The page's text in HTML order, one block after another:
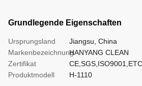
Grundlegende Eigenschaften
Ursprungsland
Jiangsu, China
MarkenbezeichnungHANYANG CLEAN
Zertifikat
CE,SGS,ISO9001,ETC.
Produktmodell
H-1110